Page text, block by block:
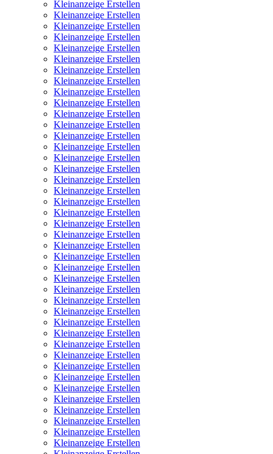
Kleinanzeige Erstellen
Kleinanzeige Erstellen
Kleinanzeige Erstellen
Kleinanzeige Erstellen
Kleinanzeige Erstellen
Kleinanzeige Erstellen
Kleinanzeige Erstellen
Kleinanzeige Erstellen
Kleinanzeige Erstellen
Kleinanzeige Erstellen
Kleinanzeige Erstellen
Kleinanzeige Erstellen
Kleinanzeige Erstellen
Kleinanzeige Erstellen
Kleinanzeige Erstellen
Kleinanzeige Erstellen
Kleinanzeige Erstellen
Kleinanzeige Erstellen
Kleinanzeige Erstellen
Kleinanzeige Erstellen
Kleinanzeige Erstellen
Kleinanzeige Erstellen
Kleinanzeige Erstellen
Kleinanzeige Erstellen
Kleinanzeige Erstellen
Kleinanzeige Erstellen
Kleinanzeige Erstellen
Kleinanzeige Erstellen
Kleinanzeige Erstellen
Kleinanzeige Erstellen
Kleinanzeige Erstellen
Kleinanzeige Erstellen
Kleinanzeige Erstellen
Kleinanzeige Erstellen
Kleinanzeige Erstellen
Kleinanzeige Erstellen
Kleinanzeige Erstellen
Kleinanzeige Erstellen
Kleinanzeige Erstellen
Kleinanzeige Erstellen
Kleinanzeige Erstellen